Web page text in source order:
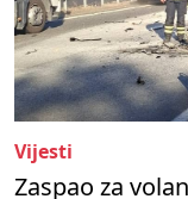
Vijesti
Zaspao za